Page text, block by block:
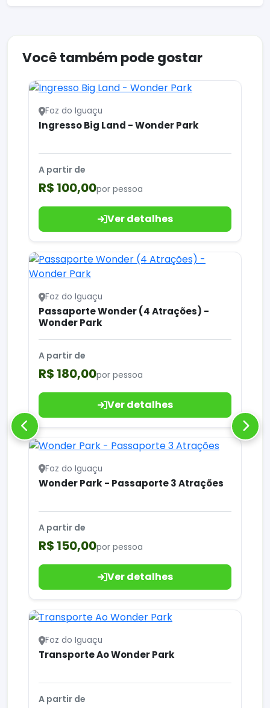
Você também pode gostar
Foz do Iguaçu
Ingresso Big Land - Wonder Park
A partir de
R$ 100,00por pessoa
Ver detalhes
Foz do Iguaçu
Passaporte Wonder (4 Atrações) -
Wonder Park
A partir de
R$ 180,00por pessoa
Ver detalhes
Foz do Iguaçu
Wonder Park - Passaporte 3 Atrações
A partir de
R$ 150,00por pessoa
Ver detalhes
Foz do Iguaçu
Transporte Ao Wonder Park
A partir de